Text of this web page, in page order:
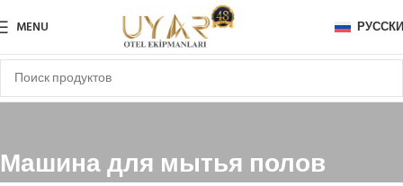
MENU
Машина для мытья полов